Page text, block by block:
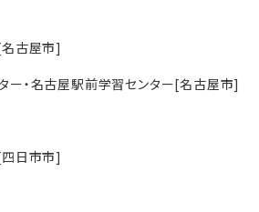
古屋市]
ー・名古屋駅前学習センター[名古屋市]
日市市]